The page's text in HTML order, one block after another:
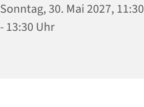
Sonntag, 30. Mai 2027, 11:30
- 13:30 Uhr